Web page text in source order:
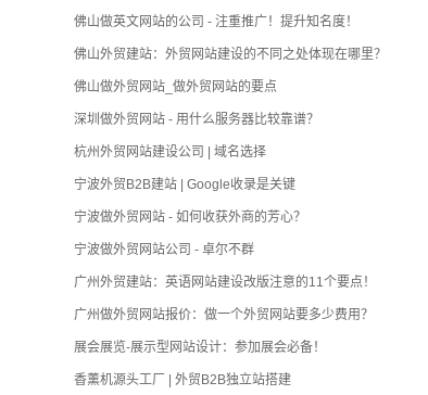
佛山做英文网站的公司 - 注重推广！提升知名度！
佛山外贸建站：外贸网站建设的不同之处体现在哪里？
佛山做外贸网站_做外贸网站的要点
深圳做外贸网站 - 用什么服务器比较靠谱？
杭州外贸网站建设公司 | 域名选择
宁波外贸B2B建站 | Google收录是关键
宁波做外贸网站 - 如何收获外商的芳心？
宁波做外贸网站公司 - 卓尔不群
广州外贸建站：英语网站建设改版注意的11个要点！
广州做外贸网站报价：做一个外贸网站要多少费用？
展会展览-展示型网站设计：参加展会必备！
香薰机源头工厂 | 外贸B2B独立站搭建